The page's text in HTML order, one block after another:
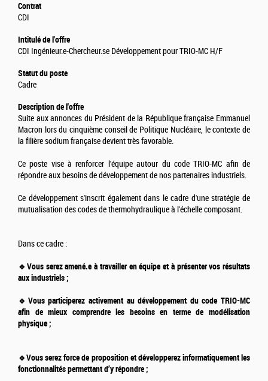
Contrat
CDI
Intitulé de l'offre
CDI Ingénieur.e-Chercheur.se Développement pour TRIO-MC H/F
Statut du poste
Cadre
Description de l'offre
Suite aux annonces du Président de la République française Emmanuel
Macron lors du cinquième conseil de Politique Nucléaire, le contexte de
la filière sodium française devient très favorable.
Ce poste vise à renforcer l'équipe autour du code TRIO-MC afin de
répondre aux besoins de développement de nos partenaires industriels.
Ce développement s'inscrit également dans le cadre d'une stratégie de
mutualisation des codes de thermohydraulique à l'échelle composant.
Dans ce cadre :
🔹Vous serez amené.e à travailler en équipe et à présenter vos résultats
aux industriels ;
🔹Vous participerez activement au développement du code TRIO-MC
afin de mieux comprendre les besoins en terme de modélisation
physique ;
🔹Vous serez force de proposition et développerez informatiquement les
fonctionnalités permettant d’y répondre ;